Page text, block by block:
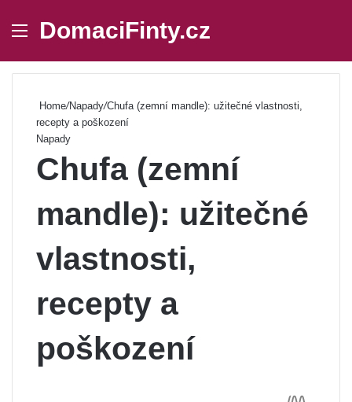
Menu
DomaciFinty.cz
Home/Napady/Chufa (zemní mandle): užitečné vlastnosti,
recepty a poškození
Napady
Chufa (zemní
mandle): užitečné
vlastnosti,
recepty a
poškození